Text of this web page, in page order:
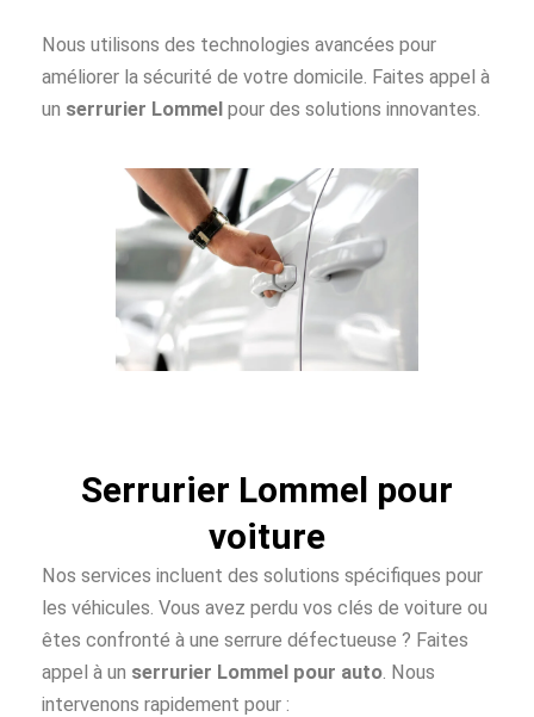
Nous utilisons des technologies avancées pour
améliorer la sécurité de votre domicile. Faites appel à
un serrurier Lommel pour des solutions innovantes.
Serrurier Lommel pour
voiture
Nos services incluent des solutions spécifiques pour
les véhicules. Vous avez perdu vos clés de voiture ou
êtes confronté à une serrure défectueuse ? Faites
appel à un serrurier Lommel pour auto . Nous
intervenons rapidement pour :